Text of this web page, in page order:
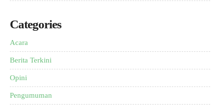
Categories
Acara
Berita Terkini
Opini
Pengumuman